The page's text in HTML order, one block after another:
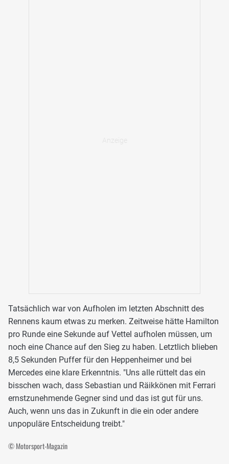
Tatsächlich war von Aufholen im letzten Abschnitt des
Rennens kaum etwas zu merken. Zeitweise hätte Hamilton
pro Runde eine Sekunde auf Vettel aufholen müssen, um
noch eine Chance auf den Sieg zu haben. Letztlich blieben
8,5 Sekunden Puffer für den Heppenheimer und bei
Mercedes eine klare Erkenntnis. "Uns alle rüttelt das ein
bisschen wach, dass Sebastian und Räikkönen mit Ferrari
ernstzunehmende Gegner sind und das ist gut für uns.
Auch, wenn uns das in Zukunft in die ein oder andere
unpopuläre Entscheidung treibt."
© Motorsport-Magazin